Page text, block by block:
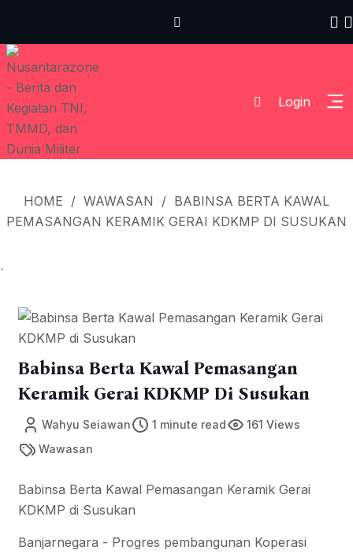
Login
HOME / WAWASAN / BABINSA BERTA KAWAL
PEMASANGAN KERAMIK GERAI KDKMP DI SUSUKAN
`
Babinsa Berta Kawal Pemasangan
Keramik Gerai KDKMP Di Susukan
Wahyu Seiawan 1 minute read
161 Views
Wawasan
Babinsa Berta Kawal Pemasangan Keramik Gerai
KDKMP di Susukan
Banjarnegara - Progres pembangunan Koperasi